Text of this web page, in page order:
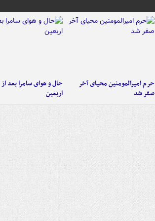
حرم امیرالمومنین محیای آخر
صفر شد
حال و هوای سامرا بعد از
اربعین